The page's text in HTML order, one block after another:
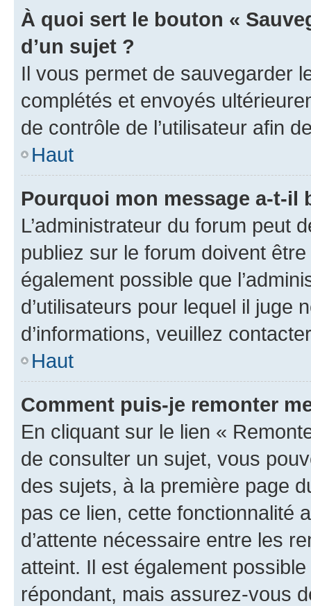
À quoi sert le bouton «
d’un sujet ?
Il vous permet de sauvegarder
complétés et envoyés
de contrôle de l’utilisateur afin
Haut
Pourquoi mon message a-t-il
L’administrateur du forum peut
publiez sur le forum doivent
également possible que
d’utilisateurs pour lequel il juge
d’informations, veuillez
Haut
Comment puis-je remonter
En cliquant sur le lien «
de consulter un sujet, vous
des sujets, à la première page
pas ce lien, cette fonctionnalité
d’attente nécessaire entre les
atteint. Il est également
répondant, mais assurez-vous